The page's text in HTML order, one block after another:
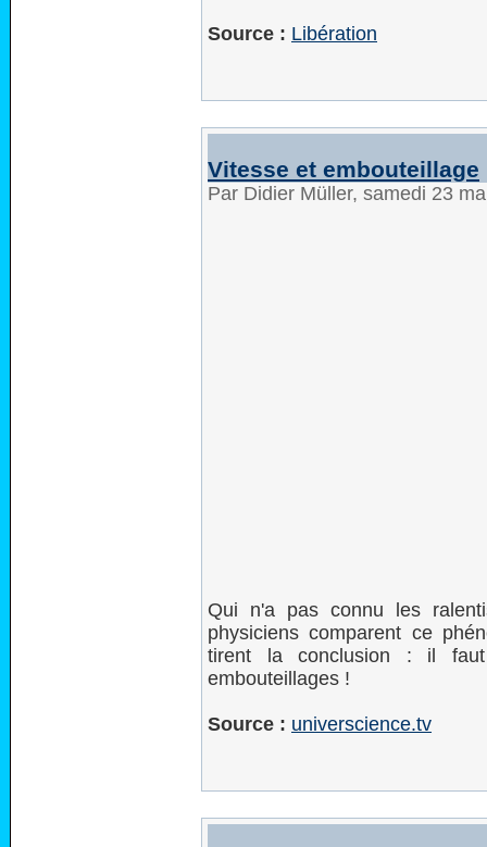
Source : Libération
Vitesse et embouteillage
Par Didier Müller, samedi 23
Qui n'a pas connu les
physiciens comparent ce
tirent la conclusion : il
embouteillages !
Source : universcience.tv